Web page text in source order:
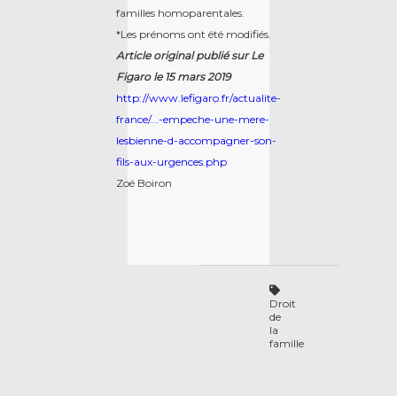
familles homoparentales.
*Les prénoms ont été modifiés.
Article original publié sur Le
Figaro le 15 mars 2019
http://www.lefigaro.fr/actualite-
france/...-empeche-une-mere-
lesbienne-d-accompagner-son-
fils-aux-urgences.php
Zoé Boiron
Droit
de
la
famille